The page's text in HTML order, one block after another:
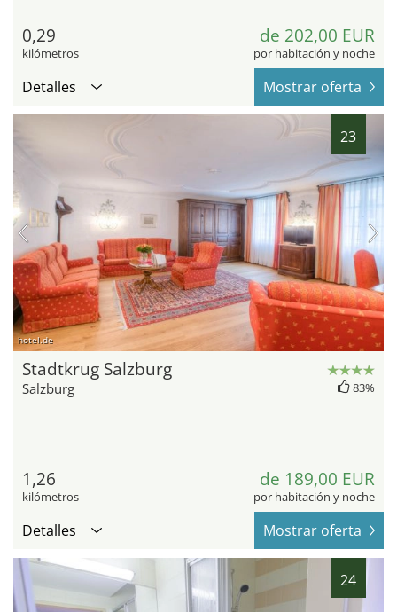
0,29
kilómetros
de 202,00 EUR
por habitación y noche
Detalles Mostrar oferta
23
hotel.de
Stadtkrug Salzburg
Salzburg 83%
1,26
kilómetros
de 189,00 EUR
por habitación y noche
Detalles Mostrar oferta
24